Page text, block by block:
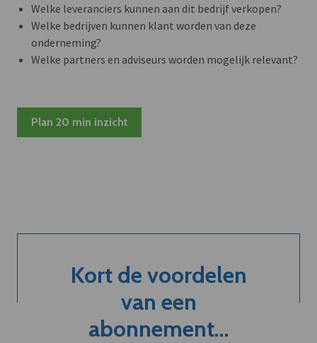
Welke leveranciers kunnen aan dit bedrijf verkopen?
Welke bedrijven kunnen klant worden van deze
onderneming?
Welke partners en adviseurs worden mogelijk relevant?
Plan 20 min inzicht
Kort de voordelen
van een
abonnement...